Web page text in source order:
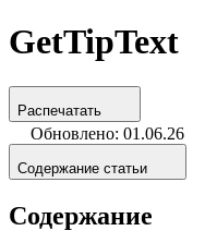
GetTipText
Распечатать
Обновлено: 01.06.26
Содержание статьи
Содержание